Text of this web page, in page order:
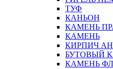
ТУФ
КАНЬОН
КАМЕНЬ
КАМЕНЬ
КИРПИЧ
БУТОВЫЙ
КАМЕНЬ